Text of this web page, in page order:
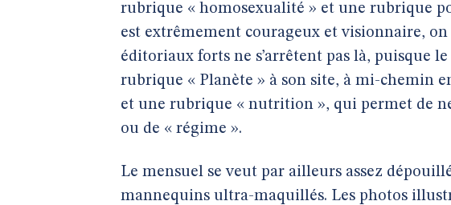
rubrique « homosexualité » et une rubrique
est extrêmement courageux et visionnaire,
éditoriaux forts ne s’arrêtent pas là, puisque
rubrique « Planète » à son site, à mi-chemin
et une rubrique « nutrition », qui permet de
ou de « régime ».
Le mensuel se veut par ailleurs assez
mannequins ultra-maquillés. Les photos